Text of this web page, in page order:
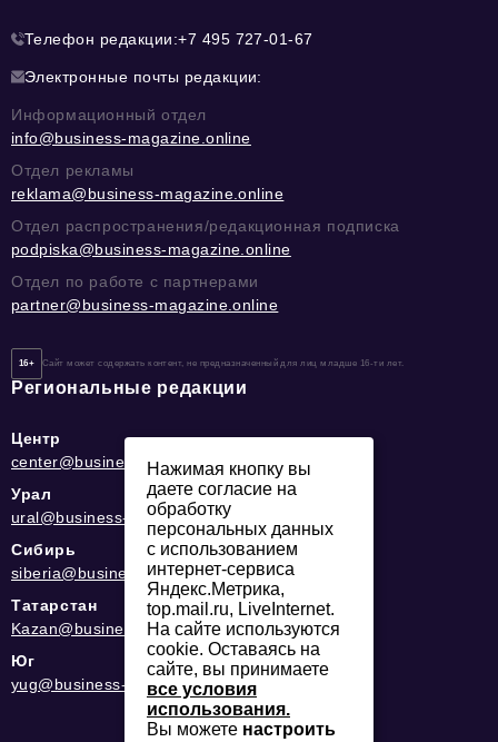
Телефон редакции:+7 495 727-01-67
Электронные почты редакции:
Информационный отдел
info@business-magazine.online
Отдел рекламы
reklama@business-magazine.online
Отдел распространения/редакционная подписка
podpiska@business-magazine.online
Отдел по работе с партнерами
partner@business-magazine.online
16+ Сайт может содержать контент, не предназначенный для лиц младше 16-ти лет.
Региональные редакции
Центр
center@business-magazine.online
Урал
ural@business-magazine.online
Сибирь
siberia@business-magazine.online
Татарстан
Kazan@business-magazine.online
Юг
yug@business-magazine.online
Нажимая кнопку вы
даете согласие на
обработку
персональных данных
с использованием
интернет-сервиса
Яндекс.Метрика,
top.mail.ru, LiveInternet.
На сайте используются
cookie. Оставаясь на
сайте, вы принимаете
все условия
использования.
Вы можете настроить